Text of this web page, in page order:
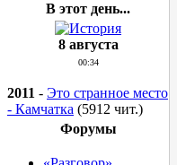
В этот день...
8 августа
00:34
2011 - Это странное место
- Камчатка (5912 чит.)
Форумы